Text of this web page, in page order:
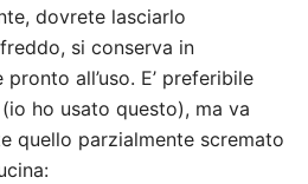
dovrete lasciarlo
si conserva in
all’uso. E’ preferibile
ho usato questo), ma va
quello parzialmente scremato